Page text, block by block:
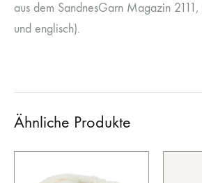
aus dem SandnesGarn Magazin
und englisch).
Ähnliche Produkte